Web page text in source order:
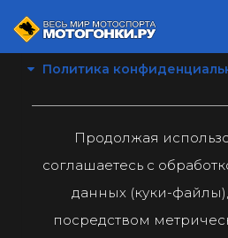
Политика
Продолжая
соглашаетесь с
данных (куки-
посредством